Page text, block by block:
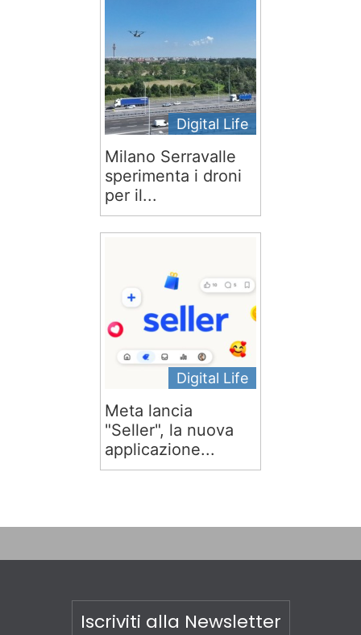
Digital Life
Milano Serravalle
sperimenta i droni
per il...
Digital Life
Meta lancia
"Seller", la nuova
applicazione...
Iscriviti alla Newsletter